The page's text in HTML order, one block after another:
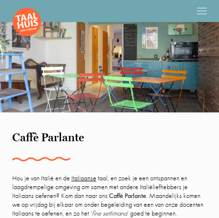
Caffè Parlante
Hou je van Italië en de Italiaanse taal, en zoek je een ontspannen en
laagdrempelige omgeving om samen met andere Italiëliefhebbers je
Italiaans oefenen? Kom dan naar onsCaffè Parlante. Maandelijks komen
we op vrijdag bij elkaar om onder begeleiding van een van onze docenten
Italiaans te oefenen, en zo het ‘fine settimana‘ goed te beginnen.